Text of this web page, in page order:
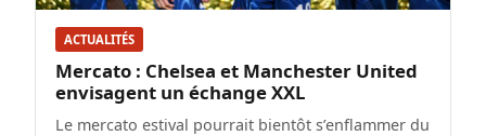
ACTUALITÉS
Mercato : Chelsea et Manchester United
envisagent un échange XXL
Le mercato estival pourrait bientôt s’enflammer du